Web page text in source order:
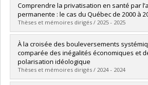
Comprendre la privatisation en santé par
permanente : le cas du Québec de 2000 à
Thèses et mémoires dirigés / 2025 - 2025
Graduate : Chauny, Jean-Philippe
Cycle :Master's
Grade :M. Sc.
Lien vers le document dans Papyrus
À la croisée des bouleversements
comparée des inégalités économiques et
polarisation idéologique
Thèses et mémoires dirigés / 2024 - 2024